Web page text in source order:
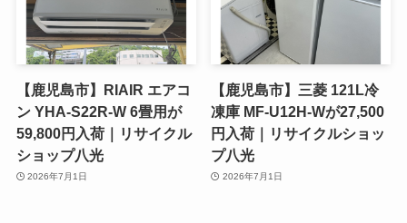
【鹿児島市】RIAIR エアコ
ン YHA-S22R-W 6畳用が
59,800円入荷｜リサイクル
ショップ八光
2026年7月1日
【鹿児島市】三菱 121L冷
凍庫 MF-U12H-Wが27,500
円入荷｜リサイクルショッ
プ八光
2026年7月1日